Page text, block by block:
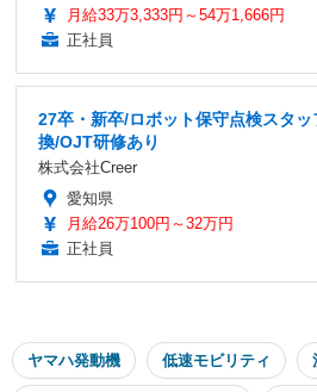
月給33万3,333円～54万1,666円
正社員
27卒・新卒/ロボット保守点検スタ
換/OJT研修あり
株式会社Creer
愛知県
月給26万100円～32万円
正社員
ヤマハ発動機 低速モビリティ